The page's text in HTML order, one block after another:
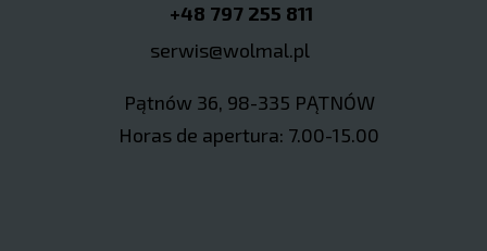
Pątnów 36, 98-335 PĄTNÓW
Horas de apertura: 7.00-15.00
+48 797 255 811
serwis@wolmal.pl